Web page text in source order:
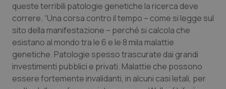
Piemonte
Provincia Autonoma di Bolzano
Provincia Autonoma di Trento
HIV
Infezioni & Febbre
Ipertensione & Scompenso
queste terribili patologie genetiche la ricerca deve
correre. “Una corsa contro il tempo – come si legge sul
sito della manifestazione – perché si calcola che
esistano al mondo tra le 6 e le 8 mila malattie
genetiche. Patologie spesso trascurate dai grandi
investimenti pubblici e privati. Malattie che possono
essere fortemente invalidanti, in alcuni casi letali, per